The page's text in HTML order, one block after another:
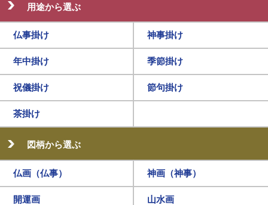
用途から選ぶ
仏事掛け 神事掛け
年中掛け 季節掛け
祝儀掛け 節句掛け
茶掛け
図柄から選ぶ
仏画（仏事） 神画（神事）
開運画 山水画